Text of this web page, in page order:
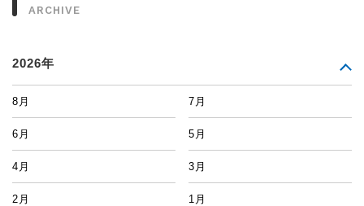
ARCHIVE
2026年
8月 7月
6月 5月
4月 3月
2月 1月